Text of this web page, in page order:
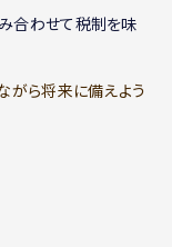
合わせて税制を味
がら将来に備えよう